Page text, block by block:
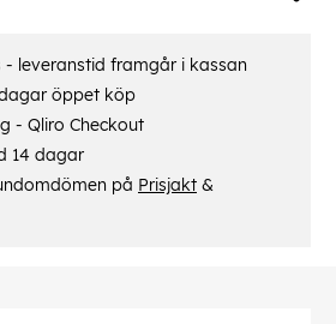
- leveranstid framgår i kassan
öppet köp
- Qliro Checkout
14 dagar
på Prisjakt &